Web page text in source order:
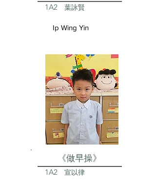
1A2 葉詠賢
Ip Wing Yin
《做早操》
1A2 宣以律